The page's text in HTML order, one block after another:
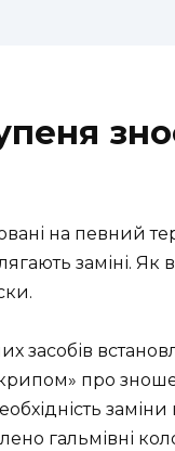
на певний
заміні. Як
засобів
про
гальмівні